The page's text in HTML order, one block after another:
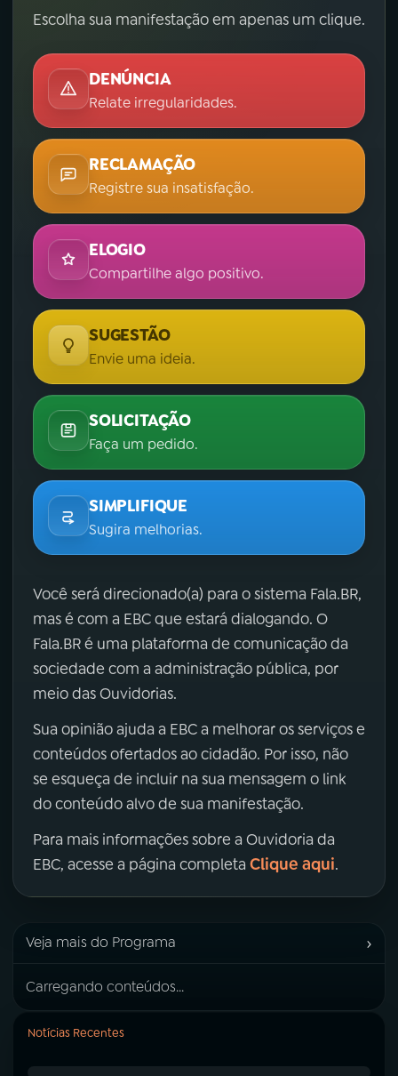
Escolha sua manifestação em apenas um clique.
DENÚNCIA
Relate irregularidades.
RECLAMAÇÃO
Registre sua insatisfação.
ELOGIO
Compartilhe algo positivo.
SUGESTÃO
Envie uma ideia.
SOLICITAÇÃO
Faça um pedido.
SIMPLIFIQUE
Sugira melhorias.
Você será direcionado(a) para o sistema Fala.BR,
mas é com a EBC que estará dialogando. O
Fala.BR é uma plataforma de comunicação da
sociedade com a administração pública, por
meio das Ouvidorias.
Sua opinião ajuda a EBC a melhorar os serviços e
conteúdos ofertados ao cidadão. Por isso, não
se esqueça de incluir na sua mensagem o link
do conteúdo alvo de sua manifestação.
Para mais informações sobre a Ouvidoria da
EBC, acesse a página completa Clique aqui.
Veja mais do Programa ›
Carregando conteúdos...
Notícias Recentes